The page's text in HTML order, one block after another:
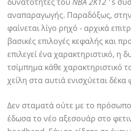
αναπαραγωγής. Παραδόξως,
φαίνεται λίγο ρηχό - αρχικά
βασικές επιλογές κεφαλής και
επιλεγεί ένα χαρακτηριστικό, η
τσίμπημα κάθε χαρακτηριστικό
χείλη στα αυτιά ενισχύεται δέκα
Δεν σταματά ούτε με το
έδωσα το νέο αξεσουάρ στο